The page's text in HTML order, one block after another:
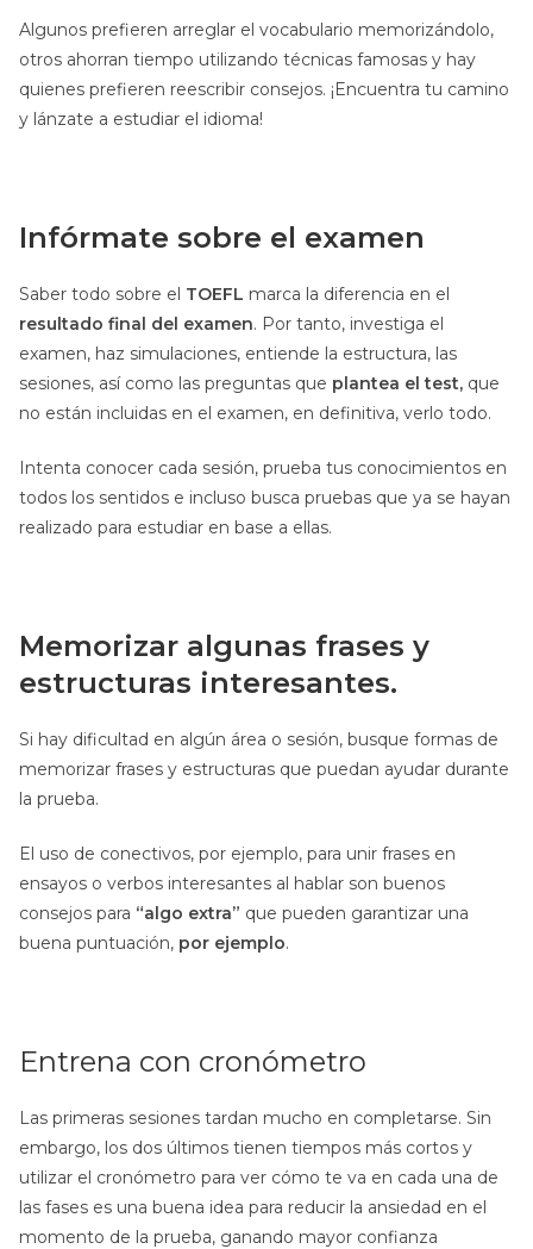
Algunos prefieren arreglar el vocabulario memorizándolo,
otros ahorran tiempo utilizando técnicas famosas y hay
quienes prefieren reescribir consejos. ¡Encuentra tu camino
y lánzate a estudiar el idioma!
Infórmate sobre el examen
Saber todo sobre el TOEFL marca la diferencia en el
resultado final del examen. Por tanto, investiga el
examen, haz simulaciones, entiende la estructura, las
sesiones, así como las preguntas que plantea el test, que
no están incluidas en el examen, en definitiva, verlo todo.
Intenta conocer cada sesión, prueba tus conocimientos en
todos los sentidos e incluso busca pruebas que ya se hayan
realizado para estudiar en base a ellas.
Memorizar algunas frases y
estructuras interesantes.
Si hay dificultad en algún área o sesión, busque formas de
memorizar frases y estructuras que puedan ayudar durante
la prueba.
El uso de conectivos, por ejemplo, para unir frases en
ensayos o verbos interesantes al hablar son buenos
consejos para “algo extra” que pueden garantizar una
buena puntuación, por ejemplo.
Entrena con cronómetro
Las primeras sesiones tardan mucho en completarse. Sin
embargo, los dos últimos tienen tiempos más cortos y
utilizar el cronómetro para ver cómo te va en cada una de
las fases es una buena idea para reducir la ansiedad en el
momento de la prueba, ganando mayor confianza